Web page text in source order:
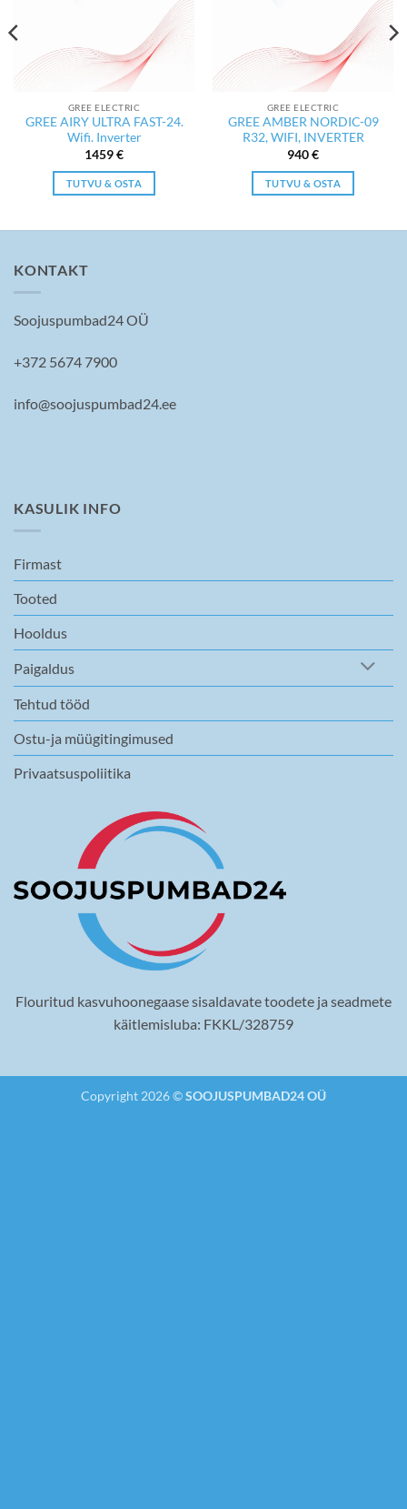
GREE ELECTRIC
GREE AIRY ULTRA FAST-24.
Wifi. Inverter
1459€
TUTVU & OSTA
GREE ELECTRIC
GREE AMBER NORDIC-09
R32, WIFI, INVERTER
940€
TUTVU & OSTA
KONTAKT
Soojuspumbad24 OÜ
+372 5674 7900
info@soojuspumbad24.ee
KASULIK INFO
Firmast
Tooted
Hooldus
Paigaldus
Tehtud tööd
Ostu-ja müügitingimused
Privaatsuspoliitika
Flouritud kasvuhoonegaase sisaldavate toodete ja seadmete
käitlemisluba: FKKL/328759
Copyright 2026 ©SOOJUSPUMBAD24 OÜ